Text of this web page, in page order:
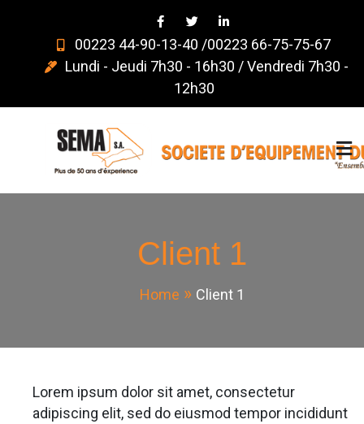
00223 44-90-13-40 /00223 66-75-75-67
Lundi - Jeudi 7h30 - 16h30 / Vendredi 7h30 -
12h30
SEMA – S.A –
Ensemble, faisons
toujours mieux!
Ensemble, faisons toujours mieux!
Client 1
Home Client 1
Lorem ipsum dolor sit amet, consectetur
adipiscing elit, sed do eiusmod tempor incididunt